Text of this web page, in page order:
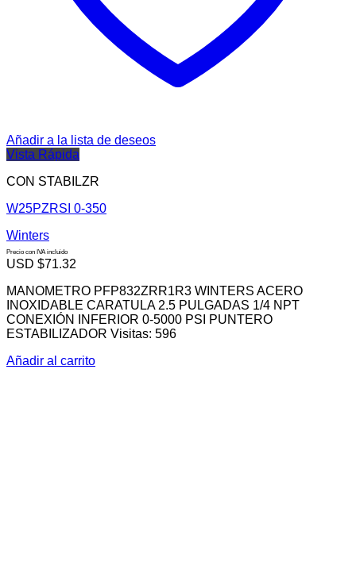
Añadir a la lista de deseos
Vista Rápida
CON STABILZR
W25PZRSI 0-350
Winters
Precio con IVA incluido
USD $71.32
MANOMETRO PFP832ZRR1R3 WINTERS ACERO
INOXIDABLE CARATULA 2.5 PULGADAS 1/4 NPT
CONEXIÓN INFERIOR 0-5000 PSI PUNTERO
ESTABILIZADOR Visitas: 596
Añadir al carrito